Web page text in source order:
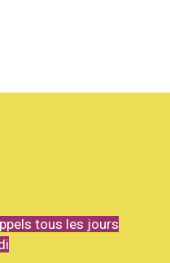
tous les jours